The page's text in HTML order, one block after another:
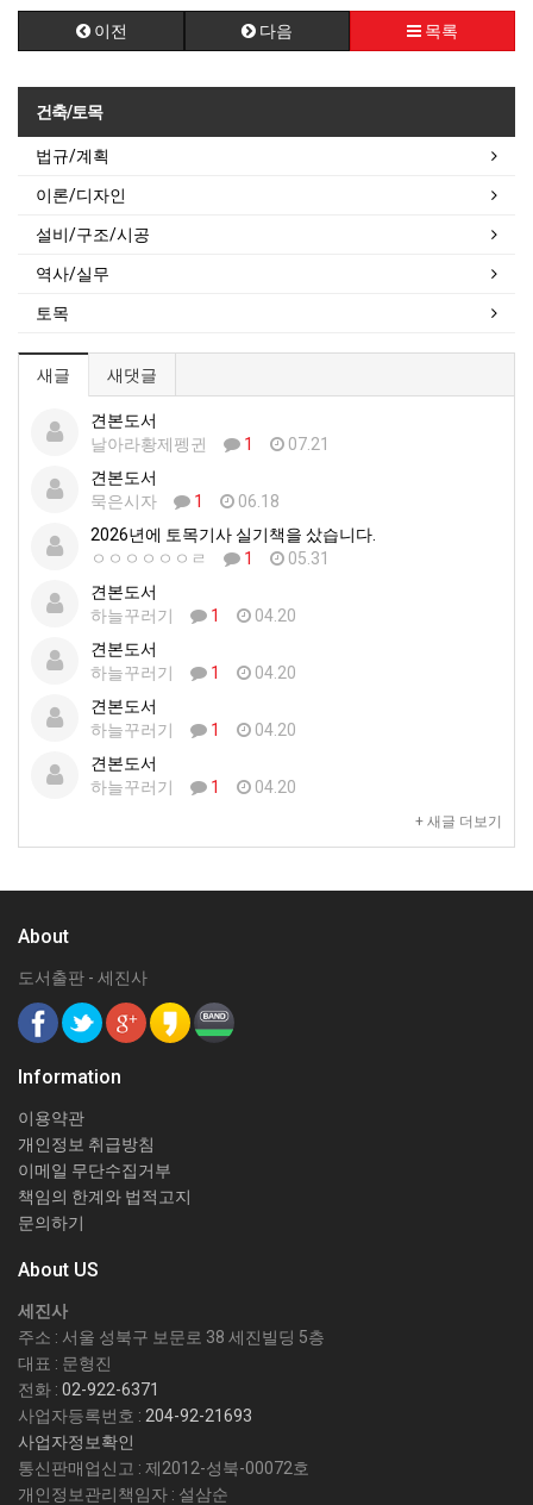
이전 다음 목록
건축/토목
법규/계획
이론/디자인
설비/구조/시공
역사/실무
토목
새글 새댓글
견본도서
날아라황제펭귄
1
07.21
견본도서
묵은시자
1
06.18
2026년에 토목기사 실기책을 샀습니다.
ㅇㅇㅇㅇㅇㅇㄹ
1
05.31
견본도서
하늘꾸러기
1
04.20
견본도서
하늘꾸러기
1
04.20
견본도서
하늘꾸러기
1
04.20
견본도서
하늘꾸러기
1 04.20
+ 새글 더보기
About
도서출판 - 세진사
Information
이용약관
개인정보 취급방침
이메일 무단수집거부
책임의 한계와 법적고지
문의하기
About US
세진사
주소 : 서울 성북구 보문로 38 세진빌딩 5층
대표 : 문형진
전화 : 02-922-6371
사업자등록번호 : 204-92-21693
사업자정보확인
통신판매업신고 : 제2012-성북-00072호
개인정보관리책임자 : 설삼순